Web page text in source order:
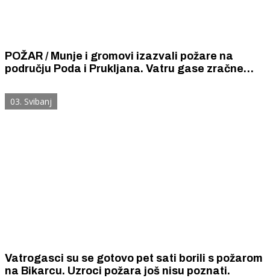
POŽAR / Munje i gromovi izazvali požare na
području Poda i Prukljana. Vatru gase zračne
03. Svibanj
Vatrogasci su se gotovo pet sati borili s požarom
na Bikarcu. Uzroci požara još nisu poznati.